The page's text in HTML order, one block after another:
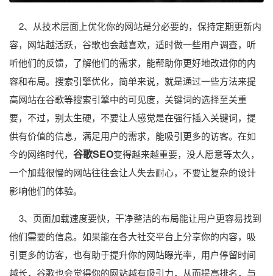
2、从技术层面上优化你的网站是分必要的，保持定期更新内
容，网站越活跃，谷歌也会越喜欢，适时做一些用户调查，听
听他们的反馈，了解他们的需求，能帮助你更好地改进你的内
容和布局。搜索引擎优化，简单来说，就是通过一些方法来提
高网站在谷歌等搜索引擎中的可见度，关键词的选择至关重
要，不过，别太生硬，不要让人感觉是在强行插入关键词，提
供有价值的信息，满足用户的需求，能吸引更多的访客。在如
今的网络时代， 谷歌SEO变得越来越重要，没人愿意等太久，
一个加载很慢的网站往往会让人失去耐心，不要让复杂的设计
影响他们的体验。
3、页面加载速度要快，干净整洁的布局能让用户更容易找到
他们需要的信息。如果能在各大社交平台上分享你的内容，吸
引更多的访客，也有助于提升你的网站曝光率，用户停留时间
越长，谷歌也会觉得你的网站越有吸引力，从而提高排名，与